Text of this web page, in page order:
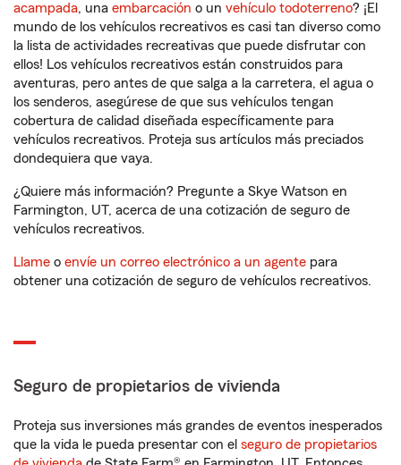
acampada, una embarcación o un vehículo todoterreno? ¡El
mundo de los vehículos recreativos es casi tan diverso como
la lista de actividades recreativas que puede disfrutar con
ellos! Los vehículos recreativos están construidos para
aventuras, pero antes de que salga a la carretera, el agua o
los senderos, asegúrese de que sus vehículos tengan
cobertura de calidad diseñada específicamente para
vehículos recreativos. Proteja sus artículos más preciados
dondequiera que vaya.
¿Quiere más información? Pregunte a Skye Watson en
Farmington, UT, acerca de una cotización de seguro de
vehículos recreativos.
Llame o envíe un correo electrónico a un agente para
obtener una cotización de seguro de vehículos recreativos.
Seguro de propietarios de vivienda
Proteja sus inversiones más grandes de eventos inesperados
que la vida le pueda presentar con el seguro de propietarios